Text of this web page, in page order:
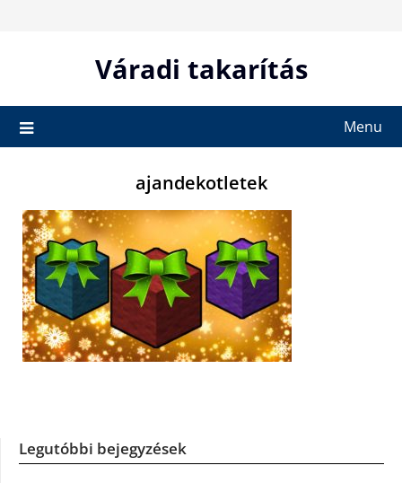
Váradi takarítás
Menu
ajandekotletek
Legutóbbi bejegyzések